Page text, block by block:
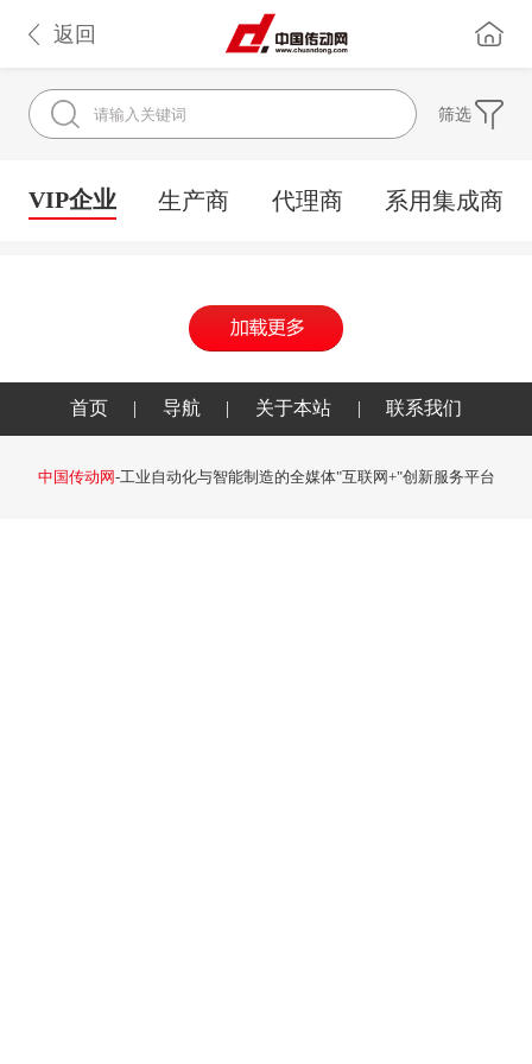
返回
筛选
VIP企业 生产商 代理商 系用集成商
首页 | 导航 | 关于本站 | 联系我们
中国传动网-工业自动化与智能制造的全媒体"互联网+"创新服务平台